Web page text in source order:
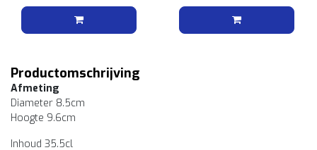
Productomschrijving
Afmeting
Diameter 8.5cm
Hoogte 9.6cm
Inhoud 35.5cl